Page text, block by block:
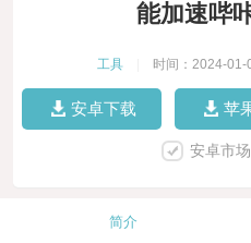
能加速哔
工具 时间：2024-01-
安卓下载 苹
安卓市
简介